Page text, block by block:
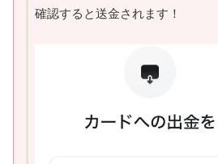
確認すると送金されます！